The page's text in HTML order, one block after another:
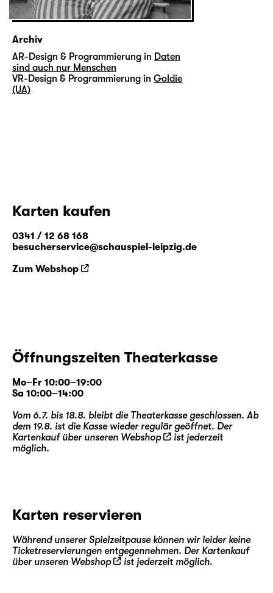
Archiv
AR-Design & Programmierung in Daten
sind auch nur Menschen
VR-Design & Programmierung in Goldie
(UA)
Karten kaufen
0341 / 12 68 168
besucherservice@schauspiel-leipzig.de
Zum Webshop
Öffnungszeiten Theaterkasse
Mo–Fr 10:00–19:00
Sa 10:00–14:00
Vom 6.7. bis 18.8. bleibt die Theaterkasse geschlossen. Ab
dem 19.8. ist die Kasse wieder regulär geöffnet. Der
Kartenkauf über unseren Webshop
ist jederzeit
möglich.
Karten reservieren
Während unserer Spielzeitpause können wir leider keine
Ticketreservierungen entgegennehmen. Der Kartenkauf
über unseren Webshop ist jederzeit möglich.